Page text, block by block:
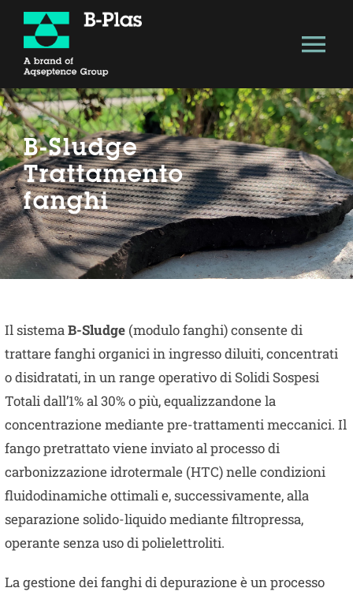
Salta
contenuto
About
Soluzione Tecnologica
Vantaggi
Modello B-Plas
Blog
Download
Lavora con noi
Contatti
B-Sludge
Trattamento
fanghi
Il sistemaB-Sludge (modulo fanghi) consente di
trattare fanghi organici in ingresso diluiti, concentrati
o disidratati, in un range operativo di Solidi Sospesi
Totali dall’1% al 30% o più, equalizzandone la
concentrazione mediante pre-trattamenti meccanici. Il
fango pretrattato viene inviato al processo di
carbonizzazione idrotermale (HTC) nelle condizioni
fluidodinamiche ottimali e, successivamente, alla
separazione solido-liquido mediante filtropressa,
operante senza uso di polielettroliti.
La gestione dei fanghi di depurazione è un processo